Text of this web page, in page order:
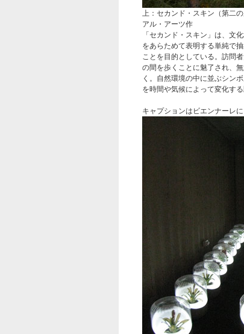
上：セカンド・スキン（第二
アル・アーツ作
「セカンド・スキン」は、文
をあらためて表明する単純で
ことを目的としている。訪問
の間を歩くことに魅了され、
く。自然環境の中に並ぶシン
を時間や気候によって変化す
キャプションはビエンナーレ